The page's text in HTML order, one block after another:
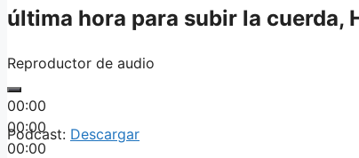
última hora para subir la cuerda,
Reproductor de audio
00:00
00:00
00:00
Podcast: Descargar